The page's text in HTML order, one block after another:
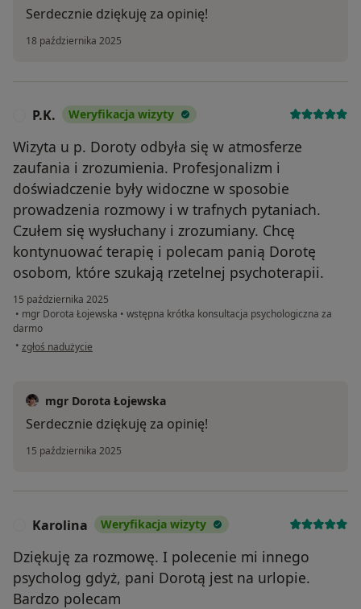
Serdecznie dziękuję za opinię!
18 października 2025
P.K. Weryfikacja wizyty
Wizyta u p. Doroty odbyła się w atmosferze
zaufania i zrozumienia. Profesjonalizm i
doświadczenie były widoczne w sposobie
prowadzenia rozmowy i w trafnych pytaniach.
Czułem się wysłuchany i zrozumiany. Chcę
kontynuować terapię i polecam panią Dorotę
osobom, które szukają rzetelnej psychoterapii.
15 października 2025
• mgr Dorota Łojewska • wstępna krótka konsultacja psychologiczna za
darmo
• w opinii użytkownika P.K.
zgłoś nadużycie
mgr Dorota Łojewska
Serdecznie dziękuję za opinię!
15 października 2025
Karolina Weryfikacja wizyty
Dziękuję za rozmowę. I polecenie mi innego
psycholog gdyż, pani Dorotą jest na urlopie.
Bardzo polecam